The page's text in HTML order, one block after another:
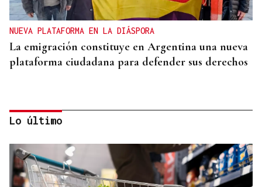
NUEVA PLATAFORMA EN LA DIÁSPORA
La emigración constituye en Argentina una nueva
plataforma ciudadana para defender sus derechos
Lo último